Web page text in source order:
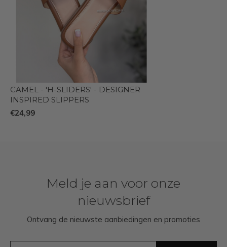
CAMEL - 'H-SLIDERS' - DESIGNER
INSPIRED SLIPPERS
€24,99
Meld je aan voor onze
nieuwsbrief
Ontvang de nieuwste aanbiedingen en promoties